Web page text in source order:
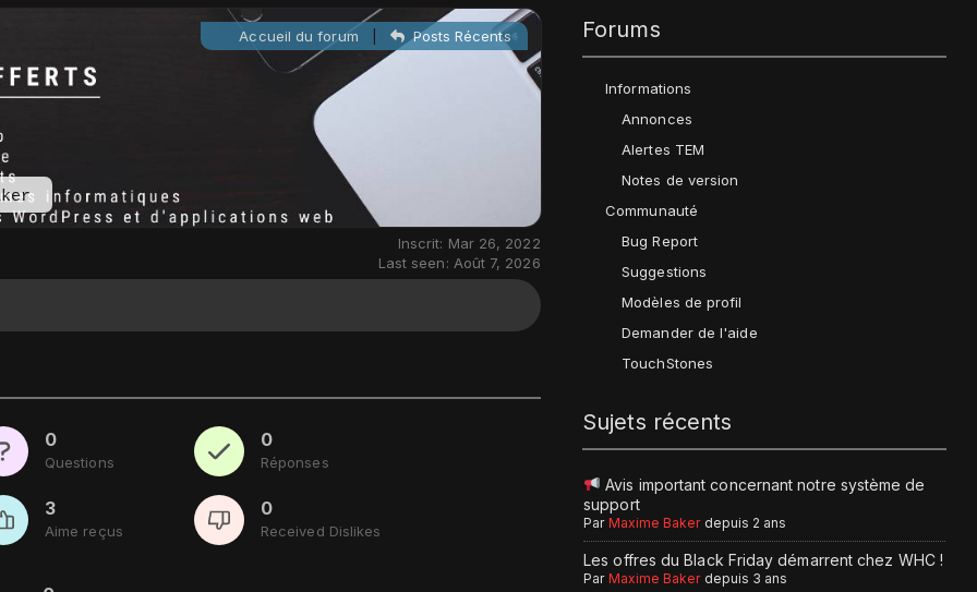
Accueil du forum | Posts Récents
Inscrit: Mar 26, 2022
Last seen: Août 7, 2026
0
Questions
0
Réponses
3
Aime reçus
0
Received Dislikes
Forums
Informations
Annonces
Alertes TEM
Notes de version
Communauté
Bug Report
Suggestions
Modèles de profil
Demander de l'aide
TouchStones
Sujets récents
Avis important concernant notre système de
support
Par Maxime Baker depuis 2 ans
Les offres du Black Friday démarrent chez WHC !
Par Maxime Baker depuis 3 ans